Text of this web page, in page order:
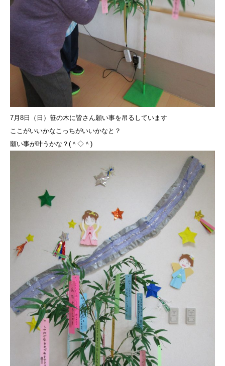
7月8日（日）笹の木に皆さん願い事を吊るしています
ここがいいかなこっちがいいかなと？
願い事が叶うかな？(＾◇＾)